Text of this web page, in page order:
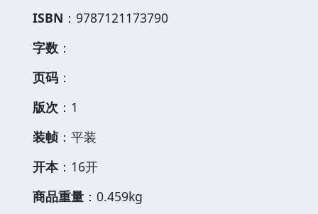
ISBN ：9787121173790
字数 ：
页码 ：
版次 ：1
装帧 ：平装
开本：16开
商品重量 ：0.459kg